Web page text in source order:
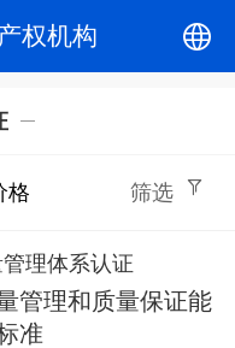
权机构
格 筛选
理体系认证
管理和质量保证能
准